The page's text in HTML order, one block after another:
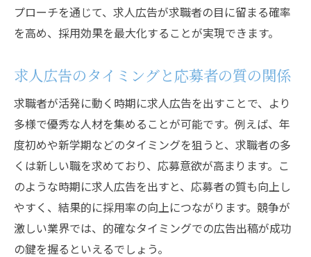
採用時期に合わせた求人広告の出し方で競争力
を強化
市場の変化を反映した求人広告戦略
採用時期に合わせることで差別化を図る
他社との差をつけるための募集開始管理
採用活動のパフォーマンスを高める方法
競争力を支える継続的な時期調整
プローチを通じて、求人広告が求職者の目に留まる確率
を高め、採用効果を最大化することが実現できます。
求人広告のタイミングと応募者の質の関係
求職者が活発に動く時期に求人広告を出すことで、より
多様で優秀な人材を集めることが可能です。例えば、年
度初めや新学期などのタイミングを狙うと、求職者の多
くは新しい職を求めており、応募意欲が高まります。こ
のような時期に求人広告を出すと、応募者の質も向上し
やすく、結果的に採用率の向上につながります。競争が
激しい業界では、的確なタイミングでの広告出稿が成功
の鍵を握るといえるでしょう。